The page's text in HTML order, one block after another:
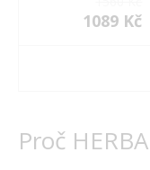
1089 Kč
Proč HERBA